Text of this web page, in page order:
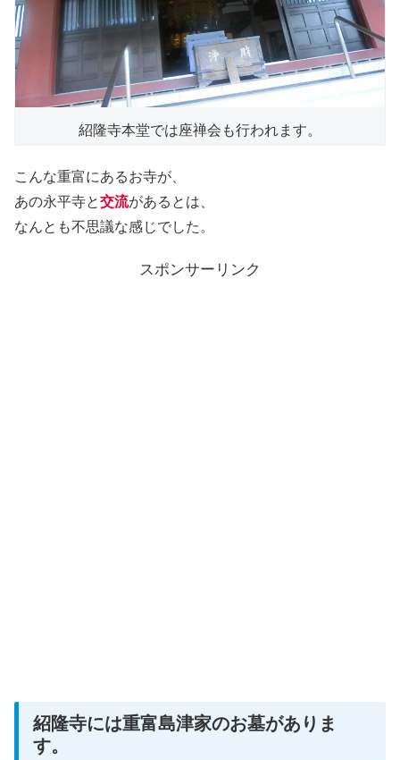
紹隆寺本堂では座禅会も行われます。
こんな重富にあるお寺が、
あの永平寺と交流があるとは、
なんとも不思議な感じでした。
スポンサーリンク
紹隆寺には重富島津家のお墓がありま
す。